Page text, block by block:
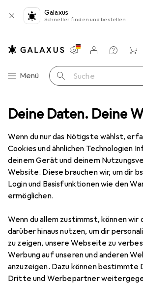
Deine Daten. Deine
Wenn du nur das Nötigste wählst,
Cookies und ähnlichen Technologien
deinem Gerät und deinem
Website. Diese brauchen wir, um dir
Login und Basisfunktionen wie den
ermöglichen.
Wenn du allem zustimmst, können wir
darüber hinaus nutzen, um dir
zu zeigen, unsere Webseite zu
Werbung auf unseren und anderen
anzuzeigen. Dazu können bestimmte
Dritte und Werbepartner
Galaxus
Schneller finden und bestellen
Navigation nach Kategorien
Menü Suche
Einstellungen
Kundenkonto
Vergleichslisten
Merklisten
Warenkorb
Allocacoc PowerCube Extended
13 Bilder
AllocacocPowerCube
1,5 m Kabel Type F
5x, CEE 7/4, 1.50 m
Preis in EUR inkl. MwSt.
EUR
30,76
8
Bewertungen Marke
Mehr